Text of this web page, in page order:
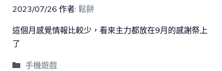
2023/07/26 作者: 鬆餅
這個月感覺情報比較少，看來主力都放在9月的感謝祭上
了
手機遊戲